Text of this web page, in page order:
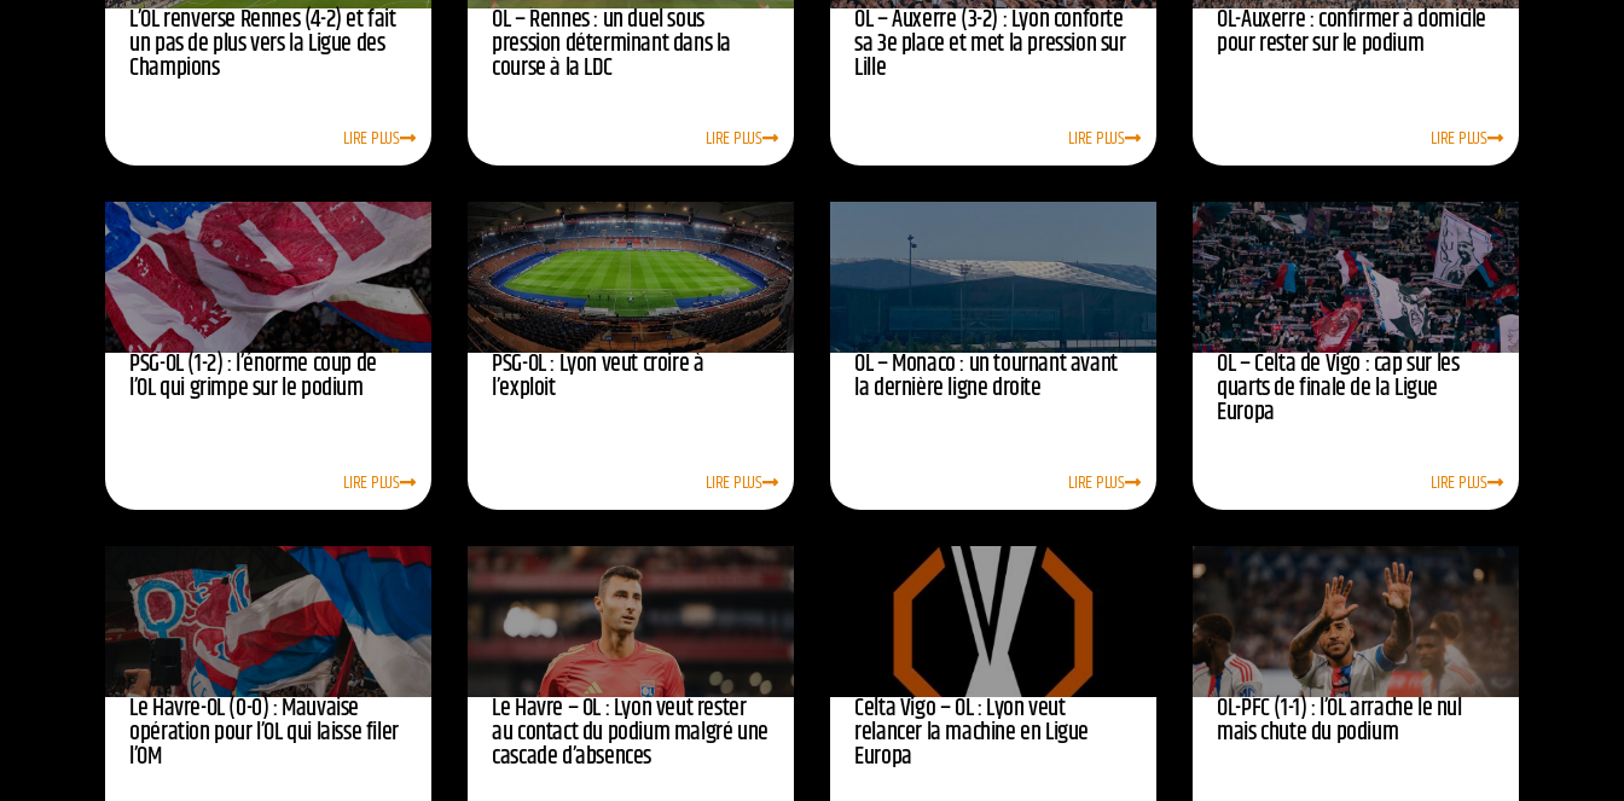
L’OL renverse Rennes (4-2) et fait
un pas de plus vers la Ligue des
Champions
LIRE PLUS
OL – Rennes : un duel sous
pression déterminant dans la
course à la LDC
LIRE PLUS
OL – Auxerre (3-2) : Lyon conforte
sa 3e place et met la pression sur
Lille
LIRE PLUS
OL-Auxerre : confirmer à domicile
pour rester sur le podium
LIRE PLUS
PSG-OL (1-2) : l’énorme coup de
l’OL qui grimpe sur le podium
LIRE PLUS
PSG-OL : Lyon veut croire à
l’exploit
LIRE PLUS
OL – Monaco : un tournant avant
la dernière ligne droite
LIRE PLUS
OL – Celta de Vigo : cap sur les
quarts de finale de la Ligue
Europa
LIRE PLUS
Le Havre-OL (0-0) : Mauvaise
opération pour l’OL qui laisse filer
l’OM
Le Havre – OL : Lyon veut rester
au contact du podium malgré une
cascade d’absences
Celta Vigo – OL : Lyon veut
relancer la machine en Ligue
Europa
OL-PFC (1-1) : l’OL arrache le nul
mais chute du podium